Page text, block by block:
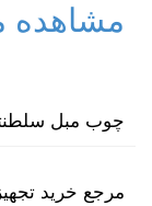
مشاهده
چوب مبل
مرجع خرید